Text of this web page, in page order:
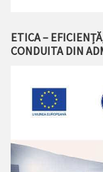
ETICA –
CONDUITA DIN